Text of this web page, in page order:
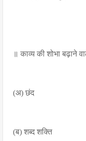
॥ काव्य की शोभा बढ़ाने
(अ) छंद
(ब) शब्द शक्ति